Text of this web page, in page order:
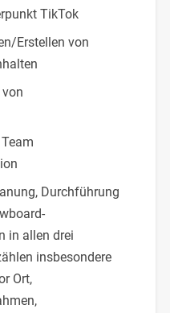
TikTok
Erstellen von
Durchführung
in allen drei
insbesondere
Ort,